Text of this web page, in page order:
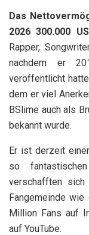
Das
2026 300.000
Rapper,
nachdem er
veröffentlicht
dem er viel
BSlime auch als
bekannt wurde.
Er ist derzeit
so
verschafften
Fangemeinde
Million Fans auf
auf YouTube.